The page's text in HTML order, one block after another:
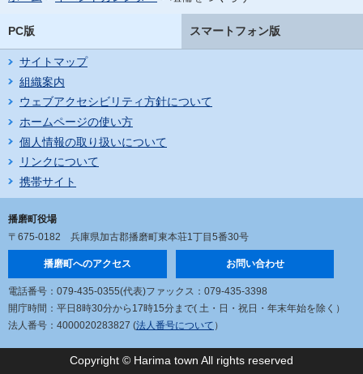
PC版 スマートフォン版
サイトマップ
組織案内
ウェブアクセシビリティ方針について
ホームページの使い方
個人情報の取り扱いについて
リンクについて
携帯サイト
播磨町役場
〒675-0182 兵庫県加古郡播磨町東本荘1丁目5番30号
播磨町へのアクセス お問い合わせ
電話番号：079-435-0355(代表)ファックス：079-435-3398
開庁時間：平日8時30分から17時15分まで( 土・日・祝日・年末年始を除く）
法人番号：4000020283827 (法人番号について ）
Copyright © Harima town All rights reserved